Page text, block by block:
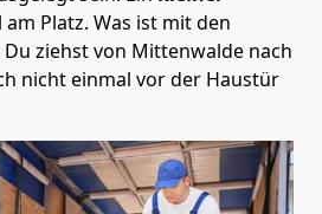
Platz. Was ist mit den
Du ziehst von Mittenwalde nach
nicht einmal vor der Haustür